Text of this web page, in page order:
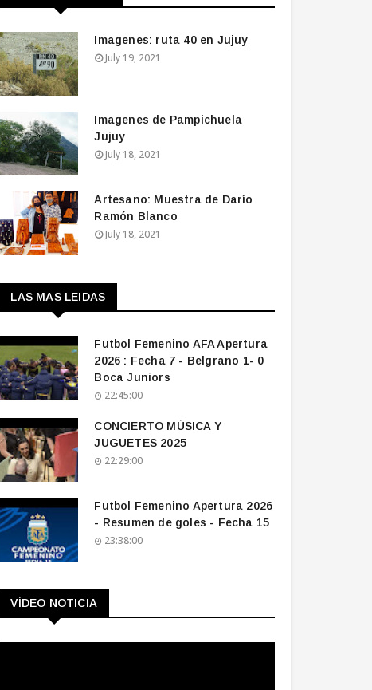
Imagenes: ruta 40 en Jujuy
July 19, 2021
Imagenes de Pampichuela
Jujuy
July 18, 2021
Artesano: Muestra de Darío
Ramón Blanco
July 18, 2021
LAS MAS LEIDAS
Futbol Femenino AFA Apertura
2026 : Fecha 7 - Belgrano 1- 0
Boca Juniors
22:45:00
CONCIERTO MÚSICA Y
JUGUETES 2025
22:29:00
Futbol Femenino Apertura 2026
- Resumen de goles - Fecha 15
23:38:00
VÍDEO NOTICIA